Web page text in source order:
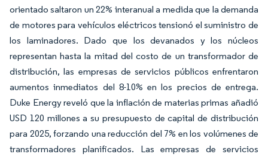
orientado saltaron un 22% interanual a medida que la demanda
de motores para vehículos eléctricos tensionó el suministro de
los laminadores. Dado que los devanados y los núcleos
representan hasta la mitad del costo de un transformador de
distribución, las empresas de servicios públicos enfrentaron
aumentos inmediatos del 8-10% en los precios de entrega.
Duke Energy reveló que la inflación de materias primas añadió
USD 120 millones a su presupuesto de capital de distribución
para 2025, forzando una reducción del 7% en los volúmenes de
transformadores planificados. Las empresas de servicios